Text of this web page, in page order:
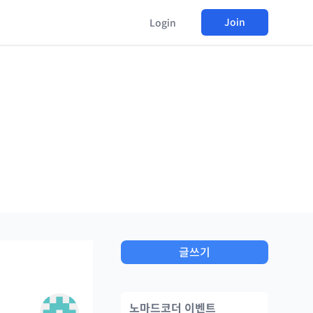
Login Join
글쓰기
노마드코더 이벤트